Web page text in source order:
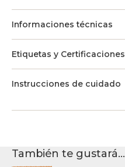
Informaciones técnicas
Etiquetas y Certificaciones
Instrucciones de cuidado
También te gustará...